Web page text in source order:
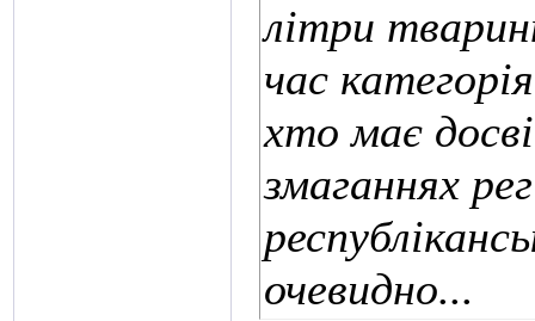
літри
час
хто має
змаганнях
очевидно...